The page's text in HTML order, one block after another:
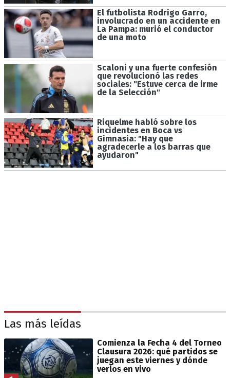
El futbolista Rodrigo Garro,
involucrado en un accidente en
La Pampa: murió el conductor
de una moto
Scaloni y una fuerte confesión
que revolucionó las redes
sociales: "Estuve cerca de irme
de la Selección"
Riquelme habló sobre los
incidentes en Boca vs
Gimnasia: "Hay que
agradecerle a los barras que
ayudaron"
Las más leídas
Comienza la Fecha 4 del Torneo
Clausura 2026: qué partidos se
juegan este viernes y dónde
verlos en vivo